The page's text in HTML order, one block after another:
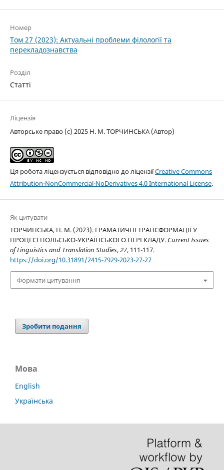
Номер
Том 27 (2023): Актуальні проблеми філології та
перекладознавства
Розділ
Статті
Ліцензія
Авторське право (c) 2025 Н. М. ТОРЧИНСЬКА (Автор)
Ця робота ліцензується відповідно до ліцензіїCreative Commons
Attribution-NonCommercial-NoDerivatives 4.0 International License.
Як цитувати
ТОРЧИНСЬКА, Н. М. (2023). ГРАМАТИЧНІ ТРАНСФОРМАЦІЇ У
ПРОЦЕСІ ПОЛЬСЬКО-УКРАЇНСЬКОГО ПЕРЕКЛАДУ. Current Issues
of Linguistics and Translation Studies,27, 111-117.
https://doi.org/10.31891/2415-7929-2023-27-27
Формати цитування
Зробити подання
Мова
English
Українська